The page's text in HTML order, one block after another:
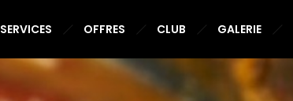
SERVICES OFFRES CLUB GALERIE